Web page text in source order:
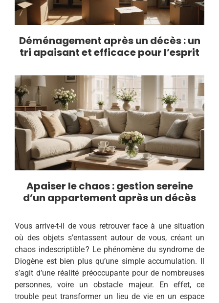
Déménagement après un décès : un
tri apaisant et efficace pour l’esprit
Apaiser le chaos : gestion sereine
d’un appartement après un décès
Vous arrive-t-il de vous retrouver face à une situation
où des objets s’entassent autour de vous, créant un
chaos indescriptible ? Le phénomène du syndrome de
Diogène est bien plus qu’une simple accumulation. Il
s’agit d’une réalité préoccupante pour de nombreuses
personnes, voire un obstacle majeur. En effet, ce
trouble peut transformer un lieu de vie en un espace